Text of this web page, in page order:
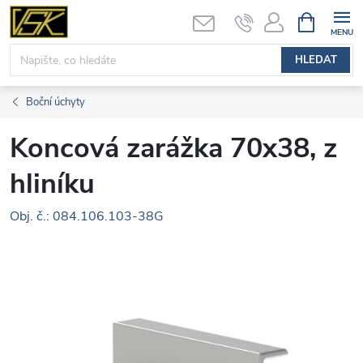
Přejít
obsah
HLEDAT
NÁKUPNÍ
KOŠÍK
Boční úchyty
Koncová zarážka 70x38, z
hliníku
Obj. č.: 084.106.103-38G